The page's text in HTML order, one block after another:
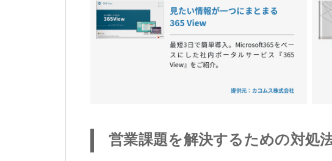
営業課題を解決するための対処